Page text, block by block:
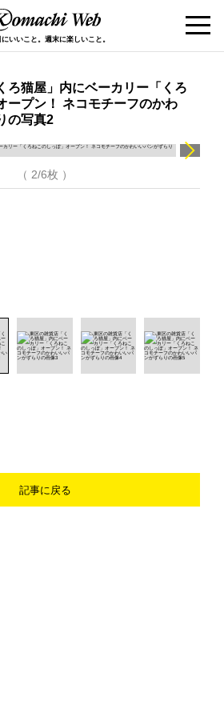
いいこと。週末に楽しいこと。
ろ猫屋」内にベーカリー「くろ
ープン！ ネコモチーフのかわ
の写真2
（ 2/6枚 ）
記事に戻る